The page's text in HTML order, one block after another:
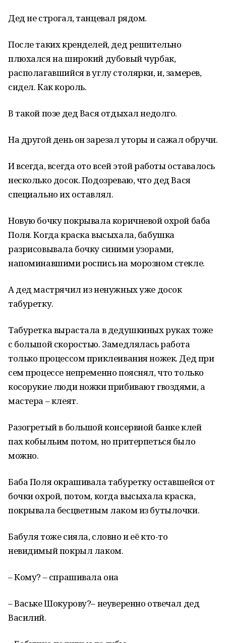
Дед не строгал, танцевал рядом.
После таких кренделей, дед решительно
плюхался на широкий дубовый чурбак,
располагавшийся в углу столярки, и, замерев,
сидел. Как король.
В такой позе дед Вася отдыхал недолго.
На другой день он зарезал уторы и сажал обручи.
И всегда, всегда ото всей этой работы оставалось
несколько досок. Подозреваю, что дед Вася
специально их оставлял.
Новую бочку покрывала коричневой охрой баба
Поля. Когда краска высыхала, бабушка
разрисовывала бочку синими узорами,
напоминавшими роспись на морозном стекле.
А дед мастрячил из ненужных уже досок
табуретку.
Табуретка вырастала в дедушкиных руках тоже
с большой скоростью. Замедлялась работа
только процессом приклеивания ножек. Дед при
сем процессе непременно пояснял, что только
косорукие люди ножки прибивают гвоздями, а
мастера – клеят.
Разогретый в большой консервной банке клей
пах кобыльим потом, но притерпеться было
можно.
Баба Поля окрашивала табуретку оставшейся от
бочки охрой, потом, когда высыхала краска,
покрывала бесцветным лаком из бутылочки.
Бабуля тоже сияла, словно и её кто-то
невидимый покрыл лаком.
– Кому? – спрашивала она
– Ваське Шокурову?– неуверенно отвечал дед
Василий.